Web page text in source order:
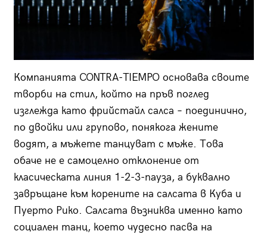
Компанията CONTRA-TIEMPO основава своите
творби на стил, който на пръв поглед
изглежда като фрийстайл салса – поединично,
по двойки или групово, понякога жените
водят, а мъжете танцуват с мъже. Това
обаче не е самоцелно отклонение от
класическата линия 1-2-3-пауза, а буквално
завръщане към корените на салсата в Куба и
Пуерто Рико. Салсата възниква именно като
социален танц, което чудесно пасва на